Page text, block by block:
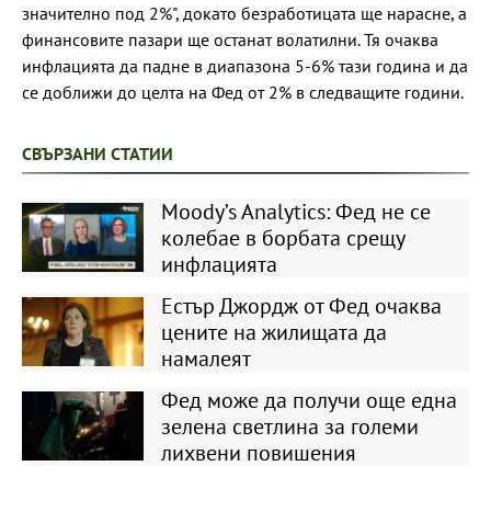
значително под 2%", докато безработицата ще нарасне, а
финансовите пазари ще останат волатилни. Тя очаква
инфлацията да падне в диапазона 5-6% тази година и да
се доближи до целта на Фед от 2% в следващите години.
СВЪРЗАНИ СТАТИИ
Moody’s Analytics: Фед не се
колебае в борбата срещу
инфлацията
Естър Джордж от Фед очаква
цените на жилищата да
намалеят
Фед може да получи още една
зелена светлина за големи
лихвени повишения